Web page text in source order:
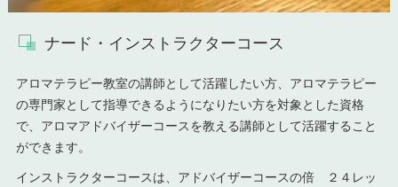
ナード・インストラクターコース
アロマテラピー教室の講師として活躍したい方、アロマテラピー
の専門家として指導できるようになりたい方を対象とした資格
で、アロマアドバイザーコースを教える講師として活躍すること
ができます。
インストラクターコースは、アドバイザーコースの倍 ２４レッ